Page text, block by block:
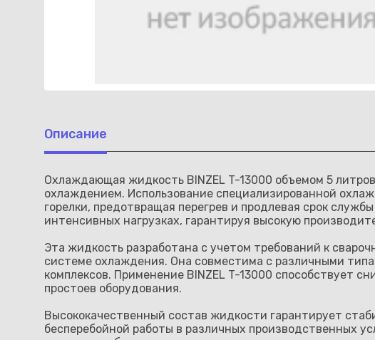
Описание
Охлаждающая жидкость BINZEL T-13000 объемом 5
охлаждением. Использование специализированной
горелки, предотвращая перегрев и продлевая срок
интенсивных нагрузках, гарантируя высокую
Эта жидкость разработана с учетом требований к
системе охлаждения. Она совместима с различными
комплексов. Применение BINZEL T-13000 способствует
простоев оборудования.
Высококачественный состав жидкости гарантирует
бесперебойной работы в различных производственных